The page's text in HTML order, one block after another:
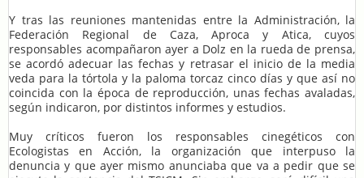
Y tras las reuniones mantenidas entre la Administración, la
Federación Regional de Caza, Aproca y Atica, cuyos
responsables acompañaron ayer a Dolz en la rueda de prensa,
se acordó adecuar las fechas y retrasar el inicio de la media
veda para la tórtola y la paloma torcaz cinco días y que así no
coincida con la época de reproducción, unas fechas avaladas,
según indicaron, por distintos informes y estudios.
Muy críticos fueron los responsables cinegéticos con
Ecologistas en Acción, la organización que interpuso la
denuncia y que ayer mismo anunciaba que va a pedir que se